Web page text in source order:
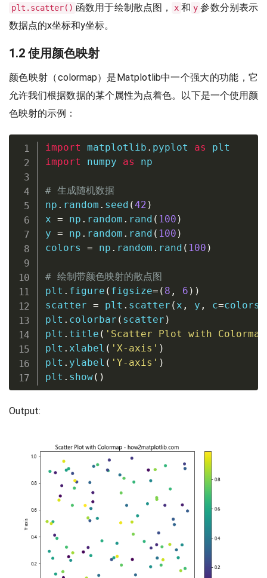
plt.scatter() 函数用于绘制散点图， x 和 y 参数分别表示
数据点的x坐标和y坐标。
1.2 使用颜色映射
颜色映射（colormap）是Matplotlib中一个强大的功能，它
允许我们根据数据的某个属性为点着色。以下是一个使用颜
色映射的示例：
import matplotlib . pyplot as
import numpy as np
# 生成随机数据
np . random . seed (42 )
x = np . random . rand ( 100 )
y = np . random . rand ( 100 )
colors = np . random . rand ( 100 )
# 绘制带颜色映射的散点图
plt . figure ( figsize= ( 8 , 6 ) )
scatter = plt . scatter ( x , y , c=colors
plt . colorbar ( scatter )
plt . title ( 'Scatter Plot with
plt . xlabel ( 'X-axis' )
plt . ylabel ( 'Y-axis' )
plt . show( )
Output: